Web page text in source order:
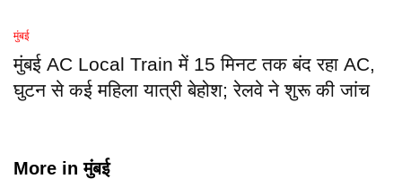
मुंबई
मुंबई AC Local Train में 15 मिनट तक बंद रहा AC,
घुटन से कई महिला यात्री बेहोश; रेलवे ने शुरू की जांच
More inमुंबई